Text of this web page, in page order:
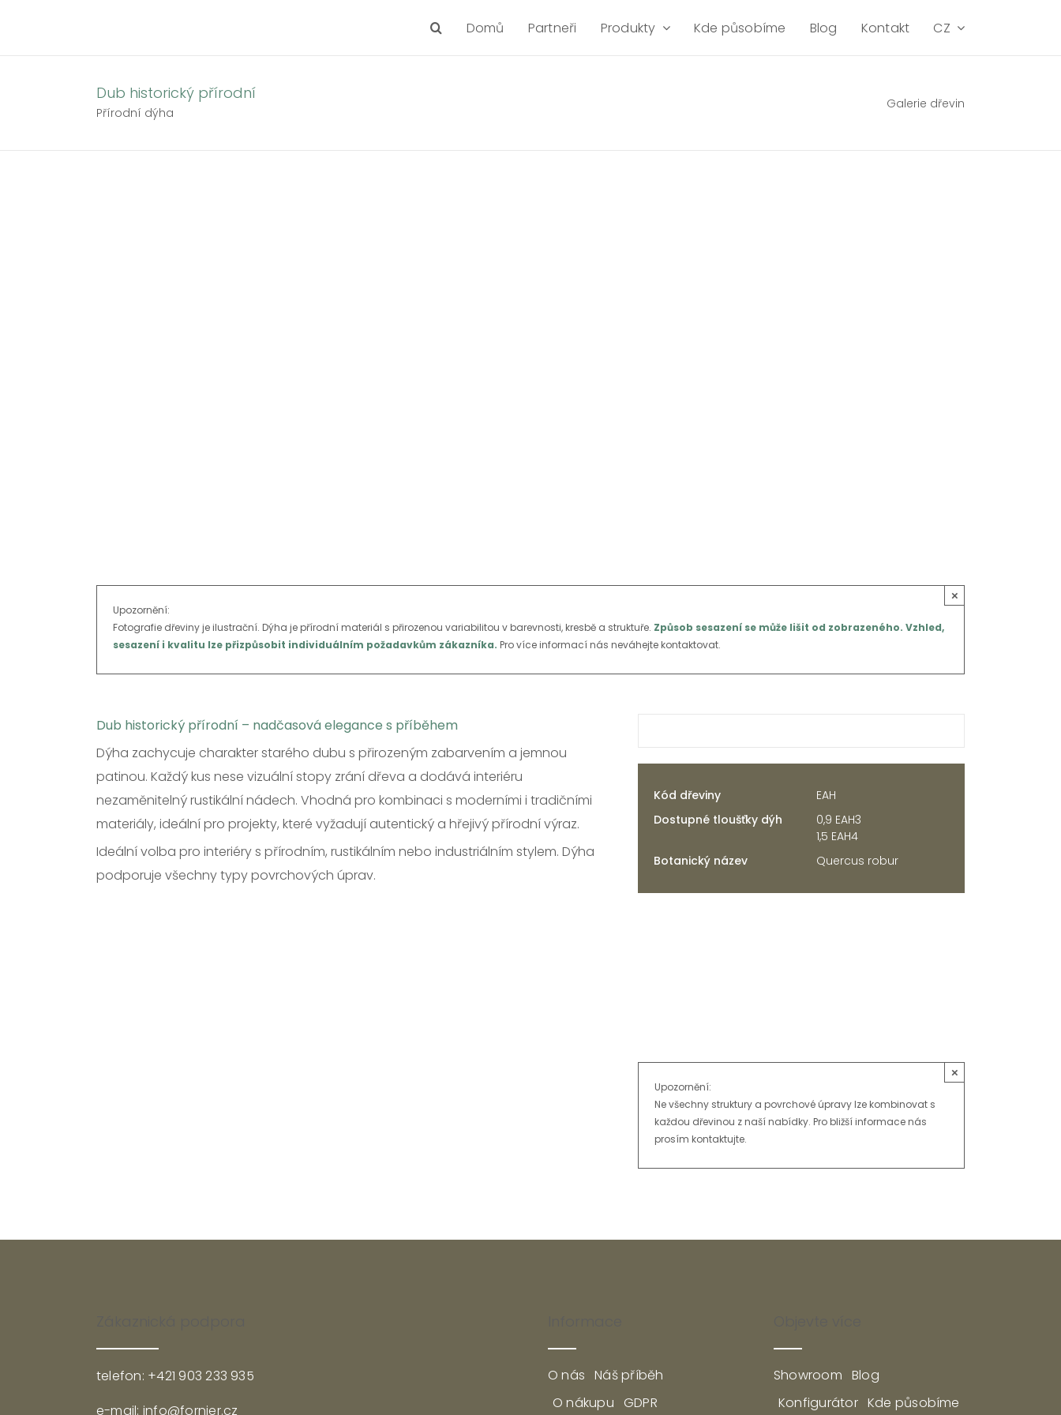
Domů Partneři Produkty Kde působíme Blog Kontakt CZ
Dub historický přírodní
Přírodní dýha
Galerie dřevin
Upozornění:
Fotografie dřeviny je ilustrační. Dýha je přírodní materiál s přirozenou variabilitou v barevnosti, kresbě a struktuře. Způsob sesazení se může lišit od zobrazeného. Vzhled,
sesazení i kvalitu lze přizpůsobit individuálním požadavkům zákazníka. Pro více informací nás neváhejte kontaktovat.
×
Dub historický přírodní – nadčasová elegance s příběhem
Dýha zachycuje charakter starého dubu s přirozeným zabarvením a jemnou
patinou. Každý kus nese vizuální stopy zrání dřeva a dodává interiéru
nezaměnitelný rustikální nádech. Vhodná pro kombinaci s moderními i tradičními
materiály, ideální pro projekty, které vyžadují autentický a hřejivý přírodní výraz.
Ideální volba pro interiéry s přírodním, rustikálním nebo industriálním stylem. Dýha
podporuje všechny typy povrchových úprav.
Kód dřeviny
EAH
Dostupné tloušťky dýh
0,9 EAH3
1,5 EAH4
Botanický název
Quercus robur
Upozornění:
Ne všechny struktury a povrchové úpravy lze kombinovat s
každou dřevinou z naší nabídky. Pro bližší informace nás
prosím kontaktujte.
×
telefon: +421 903 233 935
e-mail: info@fornier.cz
O nás Náš příběh
O nákupu
GDPR
Showroom Blog
Konfigurátor Kde působíme